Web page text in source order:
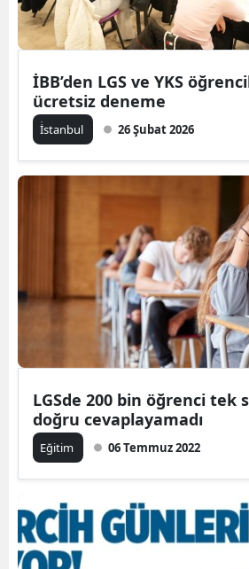
İBB’den LGS ve YKS
ücretsiz deneme
İ̇stanbul 26 Şubat 2026
LGSde 200 bin öğrenci tek
doğru cevaplayamadı
Eğitim 06 Temmuz 2022